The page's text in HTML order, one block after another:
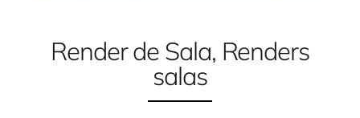
Render de Sala, Renders
salas